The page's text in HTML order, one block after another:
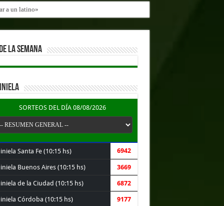
a un latino»
LA SEMANA
SORTEOS DEL DÍA 08/08/2026
Santa Fe (10:15 hs) 6942
Buenos Aires (10:15 hs) 3669
de la Ciudad (10:15 hs) 6872
Córdoba (10:15 hs) 9177